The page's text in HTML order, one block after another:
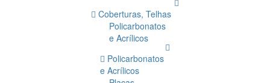
Coberturas, Telhas
Policarbonatos
e Acrílicos
Policarbonatos
e Acrílicos